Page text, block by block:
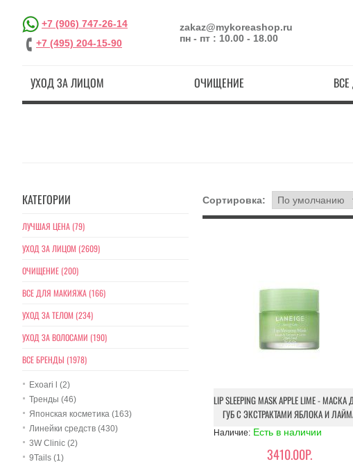
+7 (906) 747-26-14
+7 (495) 204-15-90
zakaz@mykoreashop.ru
пн - пт : 10.00 - 18.00
УХОД ЗА ЛИЦОМ ОЧИЩЕНИЕ
КАТЕГОРИИ
ЛУЧШАЯ ЦЕНА (79)
УХОД ЗА ЛИЦОМ (2609)
ОЧИЩЕНИЕ (200)
ВСЕ ДЛЯ МАКИЯЖА (166)
УХОД ЗА ТЕЛОМ (234)
УХОД ЗА ВОЛОСАМИ (190)
ВСЕ БРЕНДЫ (1978)
Exoari l (2)
Тренды (46)
Японская косметика (163)
Линейки средств (430)
3W Clinic (2)
9Tails (1)
Сортировка:
LIP SLEEPING MASK APPLE LIME -
ГУБ С ЭКСТРАКТАМИ ЯБЛОКА И
Наличие: Есть в наличии
3410.00Р.